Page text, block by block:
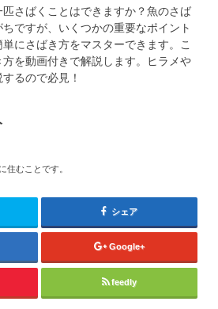
さばくことはできますか？魚のさば
ですが、いくつかの重要なポイント
にさばき方をマスターできます。こ
を動画付きで解説します。ヒラメや
るので必見！
住むことです。
シェア
Google+
feedly